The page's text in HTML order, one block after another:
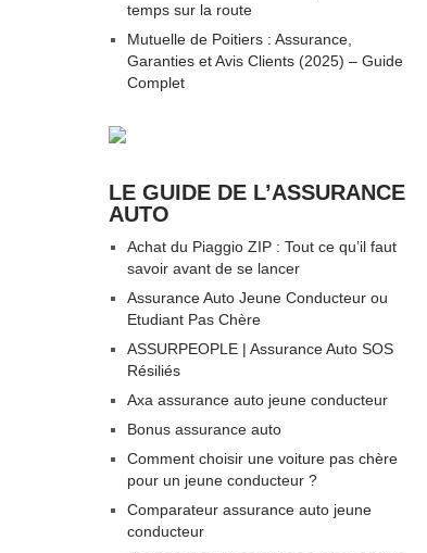
temps sur la route
Mutuelle de Poitiers : Assurance,
Garanties et Avis Clients (2025) – Guide
Complet
LE GUIDE DE L’ASSURANCE
AUTO
Achat du Piaggio ZIP : Tout ce qu’il faut
savoir avant de se lancer
Assurance Auto Jeune Conducteur ou
Etudiant Pas Chère
ASSURPEOPLE | Assurance Auto SOS
Résiliés
Axa assurance auto jeune conducteur
Bonus assurance auto
Comment choisir une voiture pas chère
pour un jeune conducteur ?
Comparateur assurance auto jeune
conducteur